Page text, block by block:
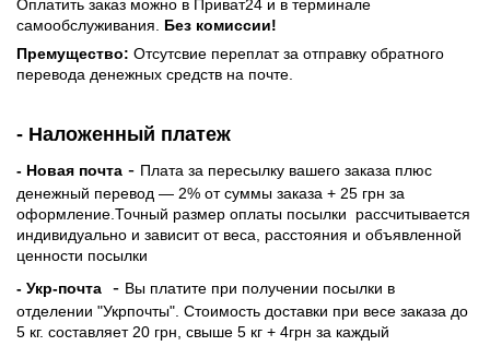
Оплатить заказ можно в Приват24 и в терминале
самообслуживания. Без комиссии!
Премущество: Отсутсвие переплат за отправку обратного
перевода денежных средств на почте.
- Наложенный платеж
- Новая почта - Плата за пересылку вашего заказа плюс
денежный перевод — 2% от суммы заказа + 25 грн за
оформление.Точный размер оплаты посылки рассчитывается
индивидуально и зависит от веса, расстояния и объявленной
ценности посылки
- Укр-почта
- Вы платите при получении посылки в
отделении "Укрпочты". Стоимость доставки при весе заказа до
5 кг. составляет 20 грн, свыше 5 кг + 4грн за каждый